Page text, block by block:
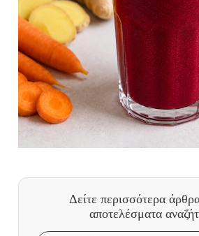
Δείτε περισσότερα
αποτελέσματα